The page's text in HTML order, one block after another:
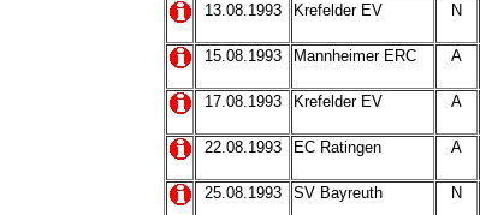
13.08.1993 Krefelder EV N
15.08.1993 Mannheimer ERC A
17.08.1993 Krefelder EV A
22.08.1993 EC Ratingen A
25.08.1993 SV Bayreuth N